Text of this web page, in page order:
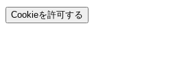
Cookieを許可する